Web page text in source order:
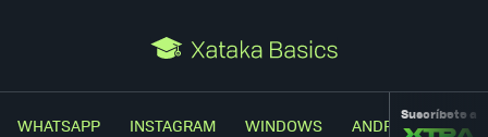
WHATSAPP INSTAGRAM WINDOWS ANDROIDSuscríbete a